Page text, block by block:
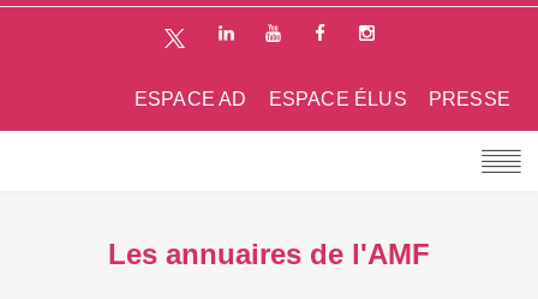
PRESSE
ESPACE ÉLUS
ESPACE AD
Les annuaires de l'AMF